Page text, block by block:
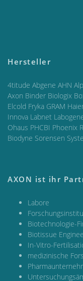
Hersteller
4titude Abgene AHN
Axon Binder Biologix
Elcold Fryka GRAM
Innova Labnet
Ohaus PHCBI Phoenix
Biodyne Sorensen
AXON ist ihr
Labore
Biotechnologie-
Biotissue
In-Vitro-
medizinische